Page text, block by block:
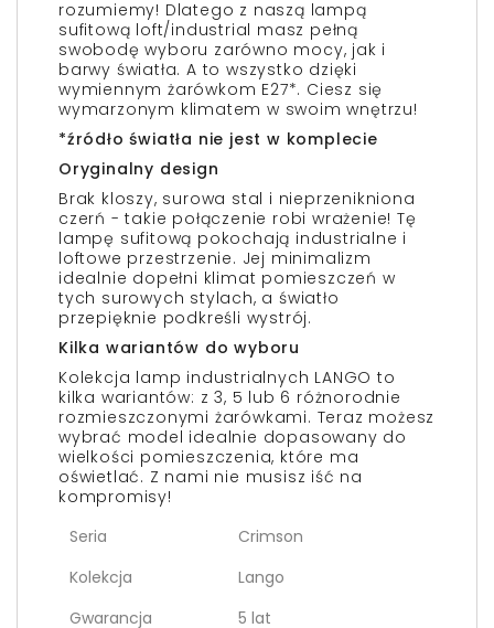
rozumiemy! Dlatego z naszą lampą
sufitową loft/industrial masz pełną
swobodę wyboru zarówno mocy, jak i
barwy światła. A to wszystko dzięki
wymiennym żarówkom E27*. Ciesz się
wymarzonym klimatem w swoim wnętrzu!
*źródło światła nie jest w komplecie
Oryginalny design
Brak kloszy, surowa stal i nieprzenikniona
czerń - takie połączenie robi wrażenie! Tę
lampę sufitową pokochają industrialne i
loftowe przestrzenie. Jej minimalizm
idealnie dopełni klimat pomieszczeń w
tych surowych stylach, a światło
przepięknie podkreśli wystrój.
Kilka wariantów do wyboru
Kolekcja lamp industrialnych LANGO to
kilka wariantów: z 3, 5 lub 6 różnorodnie
rozmieszczonymi żarówkami. Teraz możesz
wybrać model idealnie dopasowany do
wielkości pomieszczenia, które ma
oświetlać. Z nami nie musisz iść na
kompromisy!
Seria
Crimson
Kolekcja
Lango
Gwarancja
5 lat